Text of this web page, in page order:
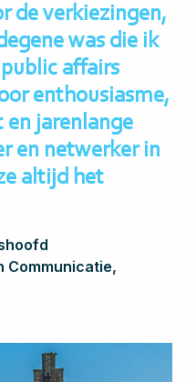
de verkiezingen,
was die ik
affairs
enthousiasme,
jarenlange
en netwerker in
altijd het
Communicatie,